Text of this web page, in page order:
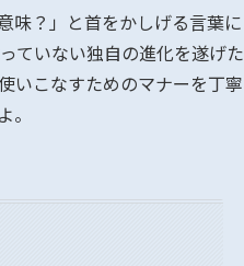
味？」と首をかしげる言葉に
ていない独自の進化を遂げた
いこなすためのマナーを丁寧